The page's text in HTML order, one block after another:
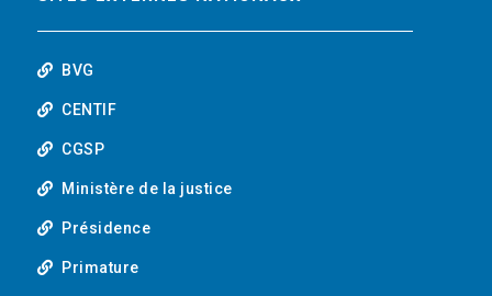
t
u
b
e
BVG
CENTIF
CGSP
Ministère de la justice
Présidence
Primature